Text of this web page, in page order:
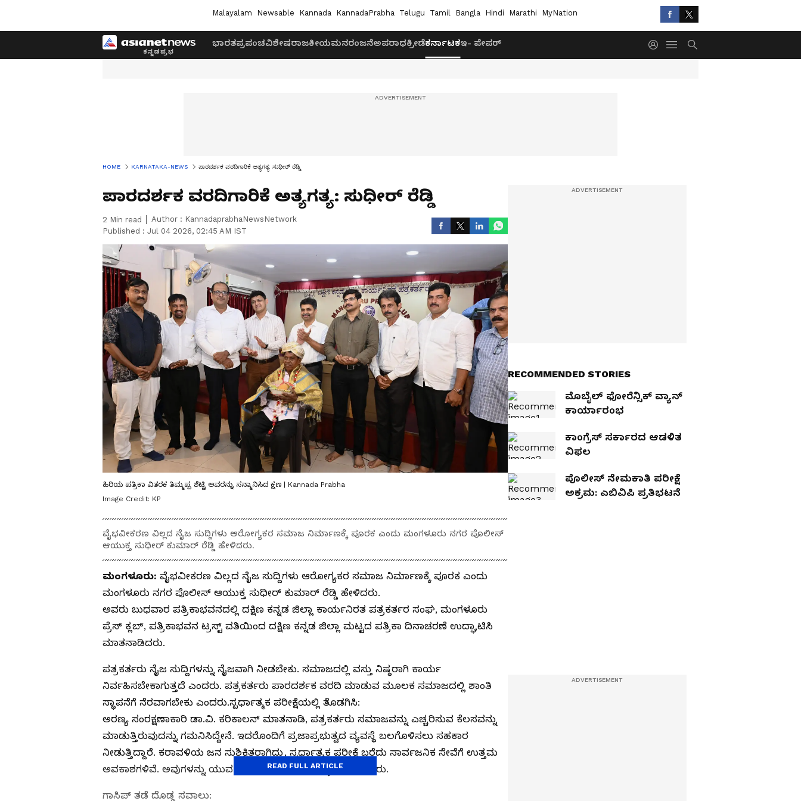
Malayalam Newsable Kannada KannadaPrabha Telugu Tamil Bangla Hindi Marathi MyNation
ಭಾರತಪ್ರಪಂಚವಿಶೇಷರಾಜಕೀಯಮನರಂಜನೆಅಪರಾಧಕ್ರೀಡೆಕರ್ನಾಟಕಇ- ಪೇಪರ್
HOME KARNATAKA-NEWS ಪಾರದರ್ಶಕ ವರದಿಗಾರಿಕೆ ಅತ್ಯಗತ್ಯ: ಸುಧೀರ್ ರೆಡ್ಡಿ
ಪಾರದರ್ಶಕ ವರದಿಗಾರಿಕೆ ಅತ್ಯಗತ್ಯ: ಸುಧೀರ್ ರೆಡ್ಡಿ
2 Min read Author : KannadaprabhaNewsNetwork
Published : Jul 04 2026, 02:45 AM IST
ಹಿರಿಯ ಪತ್ರಿಕಾ ವಿತರಕ ತಿಮ್ಮಪ್ಪ ಶೆಟ್ಟಿ ಅವರನ್ನು ಸನ್ಮಾನಿಸಿದ ಕ್ಷಣ | Kannada Prabha
Image Credit: KP
ವೈಭವೀಕರಣ ವಿಲ್ಲದ ನೈಜ ಸುದ್ದಿಗಳು ಆರೋಗ್ಯಕರ ಸಮಾಜ ನಿರ್ಮಾಣಕ್ಕೆ ಪೂರಕ ಎಂದು ಮಂಗಳೂರು ನಗರ ಪೊಲೀಸ್
ಆಯುಕ್ತ ಸುಧೀರ್ ಕುಮಾರ್ ರೆಡ್ಡಿ ಹೇಳಿದರು.
ಮಂಗಳೂರು: ವೈಭವೀಕರಣ ವಿಲ್ಲದ ನೈಜ ಸುದ್ದಿಗಳು ಆರೋಗ್ಯಕರ ಸಮಾಜ ನಿರ್ಮಾಣಕ್ಕೆ ಪೂರಕ ಎಂದು
ಮಂಗಳೂರು ನಗರ ಪೊಲೀಸ್ ಆಯುಕ್ತ ಸುಧೀರ್ ಕುಮಾರ್ ರೆಡ್ಡಿ ಹೇಳಿದರು.
ಅವರು ಬುಧವಾರ ಪತ್ರಿಕಾಭವನದಲ್ಲಿ ದಕ್ಷಿಣ ಕನ್ನಡ ಜಿಲ್ಲಾ ಕಾರ್ಯನಿರತ ಪತ್ರಕರ್ತರ ಸಂಘ, ಮಂಗಳೂರು
ಪ್ರೆಸ್ ಕ್ಲಬ್, ಪತ್ರಿಕಾಭವನ ಟ್ರಸ್ಟ್ ವತಿಯಿಂದ ದಕ್ಷಿಣ ಕನ್ನಡ ಜಿಲ್ಲಾ ಮಟ್ಟದ ಪತ್ರಿಕಾ ದಿನಾಚರಣೆ ಉದ್ಘಾಟಿಸಿ
ಮಾತನಾಡಿದರು.
ಪತ್ರಕರ್ತರು ನೈಜ ಸುದ್ದಿಗಳನ್ನು ನೈಜವಾಗಿ ನೀಡಬೇಕು. ಸಮಾಜದಲ್ಲಿ ವಸ್ತು ನಿಷ್ಠರಾಗಿ ಕಾರ್ಯ
ನಿರ್ವಹಿಸಬೇಕಾಗುತ್ತದೆ ಎಂದರು. ಪತ್ರಕರ್ತರು ಪಾರದರ್ಶಕ ವರದಿ ಮಾಡುವ ಮೂಲಕ ಸಮಾಜದಲ್ಲಿ ಶಾಂತಿ
ಸ್ಥಾಪನೆಗೆ ನೆರವಾಗಬೇಕು ಎಂದರು.ಸ್ಪರ್ಧಾತ್ಮಕ ಪರೀಕ್ಷೆಯಲ್ಲಿ ತೊಡಗಿಸಿ:
ಅರಣ್ಯ ಸಂರಕ್ಷಣಾಕಾರಿ ಡಾ.ವಿ. ಕರಿಕಾಲನ್ ಮಾತನಾಡಿ, ಪತ್ರಕರ್ತರು ಸಮಾಜವನ್ನು ಎಚ್ಚರಿಸುವ ಕೆಲಸವನ್ನು
ಮಾಡುತ್ತಿರುವುದನ್ನು ಗಮನಿಸಿದ್ದೇನೆ. ಇದರೊಂದಿಗೆ ಪ್ರಜಾಪ್ರಭುತ್ವದ ವ್ಯವಸ್ಥೆ ಬಲಗೊಳಿಸಲು ಸಹಕಾರ
ನೀಡುತ್ತಿದ್ದಾರೆ. ಕರಾವಳಿಯ ಜನ ಸುಶಿಕ್ಷಿತರಾಗಿದ್ದು, ಸ್ಪರ್ಧಾತ್ಮಕ ಪರೀಕ್ಷೆ ಬರೆದು ಸಾರ್ವಜನಿಕ ಸೇವೆಗೆ ಉತ್ತಮ
ಅವಕಾಶಗಳಿವೆ. ಅವುಗಳನ್ನು ಯುವ ಸಮುದಾಯ ಬಳಸಿಕೊಳ್ಳಬೇಕು ಎಂದರು.
ಗಾಸಿಪ್‌ ತಡೆ ದೊಡ್ಡ ಸವಾಲು:
READ FULL ARTICLE
RECOMMENDED STORIES
ಮೊಬೈಲ್‌ ಫೋರೆನ್ಸಿಕ್‌ ವ್ಯಾನ್‌
ಕಾರ್ಯಾರಂಭ
ಕಾಂಗ್ರೆಸ್‌ ಸರ್ಕಾರದ ಆಡಳಿತ
ವಿಫಲ
ಪೊಲೀಸ್ ನೇಮಕಾತಿ ಪರೀಕ್ಷೆ
ಅಕ್ರಮ: ಎಬಿವಿಪಿ ಪ್ರತಿಭಟನೆ